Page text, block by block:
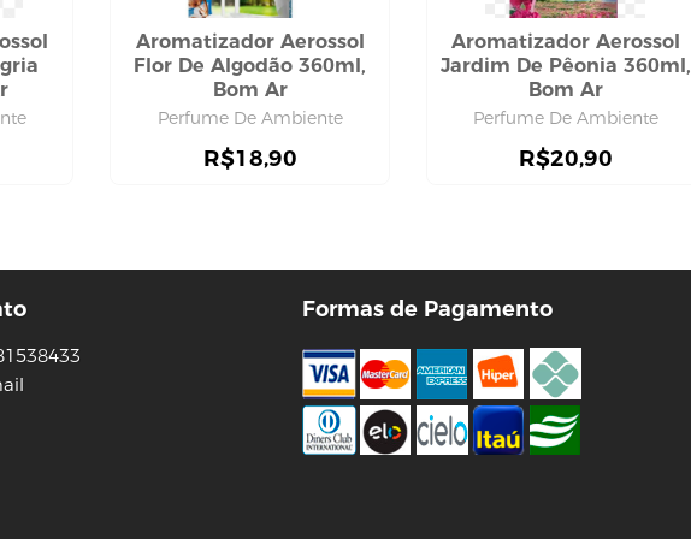
Aromatizador Aerossol
Flor De Algodão 360ml,
Bom Ar
Perfume De Ambiente
R$18,90
Aromatizador Aerossol
Jardim De Pêonia 360ml,
Bom Ar
Perfume De Ambiente
R$20,90
Formas de Pagamento